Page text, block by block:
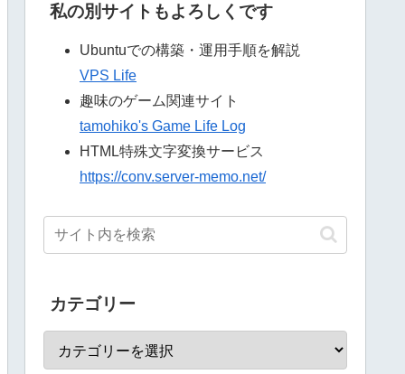
私の別サイトもよろしくです
Ubuntuでの構築・運用手順を解説
VPS Life
趣味のゲーム関連サイト
tamohiko's Game Life Log
HTML特殊文字変換サービス
https://conv.server-memo.net/
カテゴリー